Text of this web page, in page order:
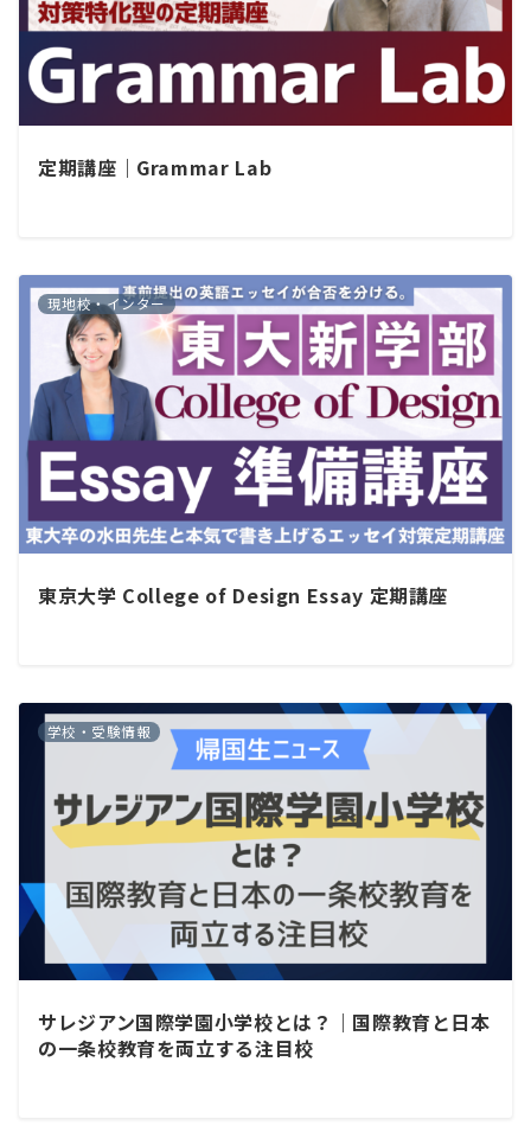
定期講座｜Grammar Lab
現地校・インター
東京大学 College of Design Essay 定期講座
学校・受験情報
サレジアン国際学園小学校とは？｜国際教育と日本
の一条校教育を両立する注目校